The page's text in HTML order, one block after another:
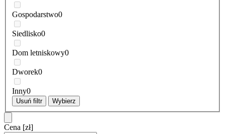
Gospodarstwo0
Siedlisko0
Dom letniskowy0
Dworek0
Inny0
Usuń filtr Wybierz
Cena [zł]